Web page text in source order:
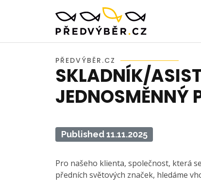
PŘEDVÝBĚR.CZ
SKLADNÍK/
JEDNOSMĚNNÝ
Published 11.11.2025
Pro našeho klienta, společnost, která
předních světových značek, hledáme